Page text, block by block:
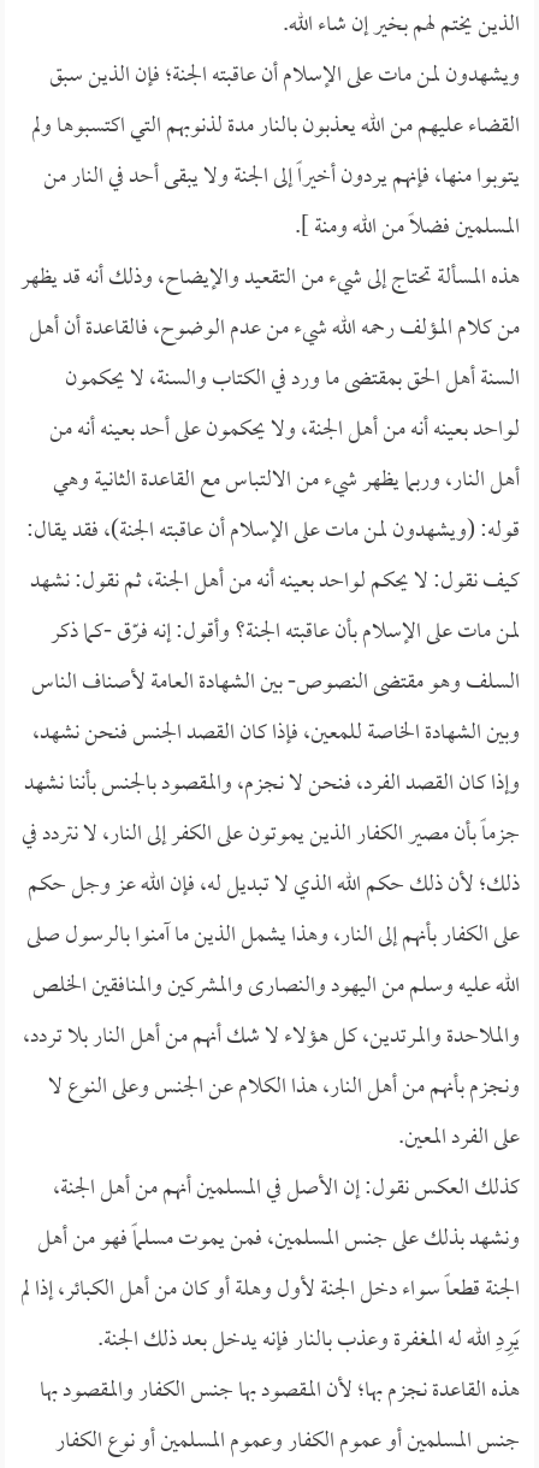
الذين يختم لهم بخير إن شاء الله.
ويشهدون لمن مات على الإسلام أن عاقبته الجنة؛ فإن الذين سبق
القضاء عليهم من الله يعذبون بالنار مدة لذنوبهم التي اكتسبوها ولم
يتوبوا منها، فإنهم يردون أخيراً إلى الجنة ولا يبقى أحد في النار من
المسلمين فضلاً من الله ومنة ].
هذه المسألة تحتاج إلى شيء من التقعيد والإيضاح، وذلك أنه قد يظهر
من كلام المؤلف رحمه الله شيء من عدم الوضوح، فالقاعدة أن أهل
السنة أهل الحق بمقتضى ما ورد في الكتاب والسنة، لا يحكمون
لواحد بعينه أنه من أهل الجنة، ولا يحكمون على أحد بعينه أنه من
أهل النار، وربما يظهر شيء من الالتباس مع القاعدة الثانية وهي
قوله: (ويشهدون لمن مات على الإسلام أن عاقبته الجنة)، فقد يقال:
كيف نقول: لا يحكم لواحد بعينه أنه من أهل الجنة، ثم نقول: نشهد
لمن مات على الإسلام بأن عاقبته الجنة؟ وأقول: إنه فرّق -كما ذكر
السلف وهو مقتضى النصوص- بين الشهادة العامة لأصناف الناس
وبين الشهادة الخاصة للمعين، فإذا كان القصد الجنس فنحن نشهد،
وإذا كان القصد الفرد، فنحن لا نجزم، والمقصود بالجنس بأننا نشهد
جزماً بأن مصير الكفار الذين يموتون على الكفر إلى النار، لا نتردد في
ذلك؛ لأن ذلك حكم الله الذي لا تبديل له، فإن الله عز وجل حكم
على الكفار بأنهم إلى النار، وهذا يشمل الذين ما آمنوا بالرسول صلى
الله عليه وسلم من اليهود والنصارى والمشركين والمنافقين الخلص
والملاحدة والمرتدين، كل هؤلاء لا شك أنهم من أهل النار بلا تردد،
ونجزم بأنهم من أهل النار، هذا الكلام عن الجنس وعلى النوع لا
على الفرد المعين.
كذلك العكس نقول: إن الأصل في المسلمين أنهم من أهل الجنة،
ونشهد بذلك على جنس المسلمين، فمن يموت مسلماً فهو من أهل
الجنة قطعاً سواء دخل الجنة لأول وهلة أو كان من أهل الكبائر، إذا لم
يَرِدِ الله له المغفرة وعذب بالنار فإنه يدخل بعد ذلك الجنة.
هذه القاعدة نجزم بها؛ لأن المقصود بها جنس الكفار والمقصود بها
جنس المسلمين أو عموم الكفار وعموم المسلمين أو نوع الكفار